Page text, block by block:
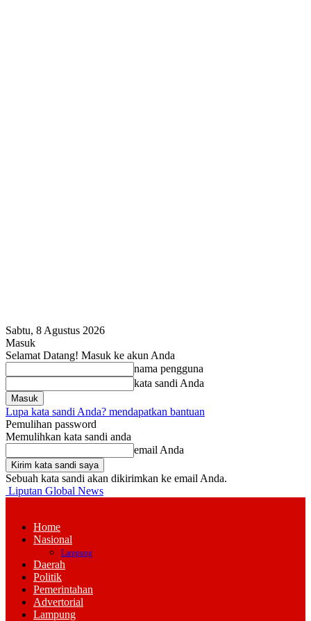
Sabtu, 8 Agustus 2026
Masuk
Selamat Datang! Masuk ke akun Anda
nama pengguna
kata sandi Anda
Lupa kata sandi Anda? mendapatkan bantuan
Pemulihan password
Memulihkan kata sandi anda
email Anda
Sebuah kata sandi akan dikirimkan ke email Anda.
Liputan Global News
Home
Nasional
Lampung
Daerah
Politik
Pemerintahan
Advertorial
Lampung